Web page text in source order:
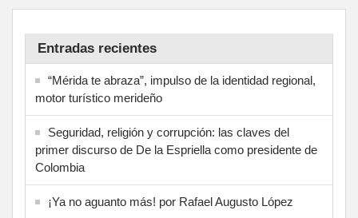
Entradas recientes
“Mérida te abraza”, impulso de la identidad regional,
motor turístico merideño
Seguridad, religión y corrupción: las claves del
primer discurso de De la Espriella como presidente de
Colombia
¡Ya no aguanto más! por Rafael Augusto López